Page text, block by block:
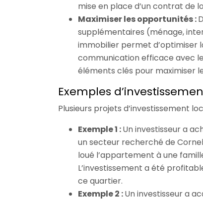
mise en place d’un contrat de
Maximiser les opportunités :
supplémentaires (ménage,
immobilier permet d’optimiser
communication efficace avec
éléments clés pour maximiser
Exemples
Plusieurs projets d’investissement
Exemple 1 :Un investisseur a
un secteur recherché de
loué l’appartement à une
L’investissement a été
ce quartier.
Exemple 2 :Un investisseur a